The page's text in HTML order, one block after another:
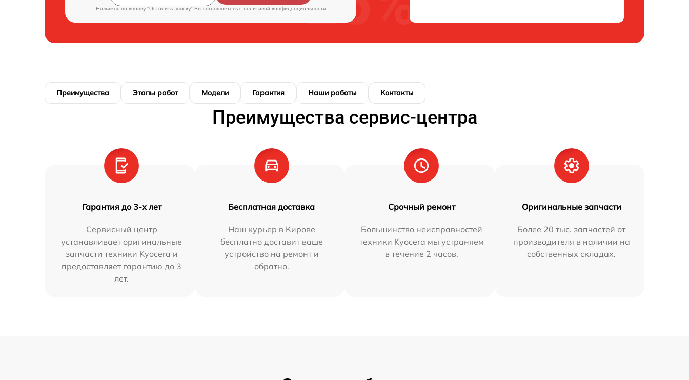
Нажимая на кнопку "Оставить заявку" Вы соглашаетесь c политикой конфиденциальности
Преимущества Этапы работ Модели Гарантия Наши работы Контакты
Преимущества сервис-центра
Гарантия до 3-х лет
Сервисный центр
устанавливает оригинальные
запчасти техники Kyocera и
предоставляет гарантию до 3
лет.
Бесплатная доставка
Наш курьер в Кирове
бесплатно доставит ваше
устройство на ремонт и
обратно.
Срочный ремонт
Большинство неисправностей
техники Kyocera мы устраняем
в течение 2 часов.
Оригинальные запчасти
Более 20 тыс. запчастей от
производителя в наличии на
собственных складах.